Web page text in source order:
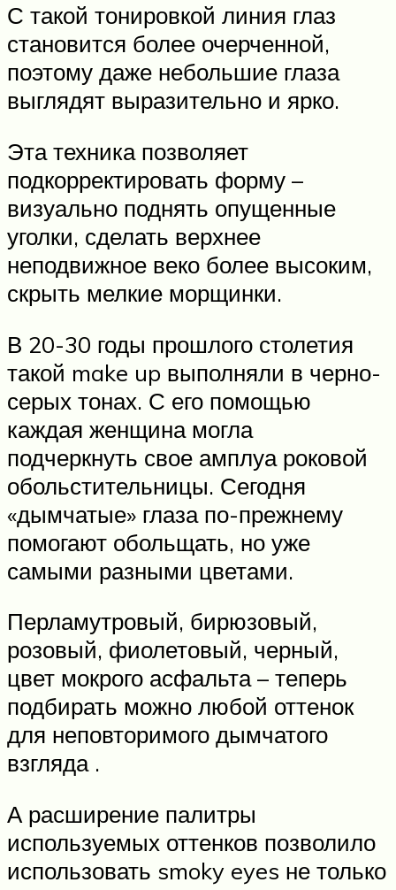
С такой тонировкой линия глаз
становится более очерченной,
поэтому даже небольшие глаза
выглядят выразительно и ярко.
Эта техника позволяет
подкорректировать форму –
визуально поднять опущенные
уголки, сделать верхнее
неподвижное веко более высоким,
скрыть мелкие морщинки.
В 20-30 годы прошлого столетия
такой make up выполняли в черно-
серых тонах. С его помощью
каждая женщина могла
подчеркнуть свое амплуа роковой
обольстительницы. Сегодня
«дымчатые» глаза по-прежнему
помогают обольщать, но уже
самыми разными цветами.
Перламутровый, бирюзовый,
розовый, фиолетовый, черный,
цвет мокрого асфальта – теперь
подбирать можно любой оттенок
для неповторимого дымчатого
взгляда .
А расширение палитры
используемых оттенков позволило
использовать smoky eyes не только